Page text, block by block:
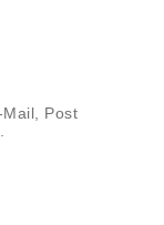
Post